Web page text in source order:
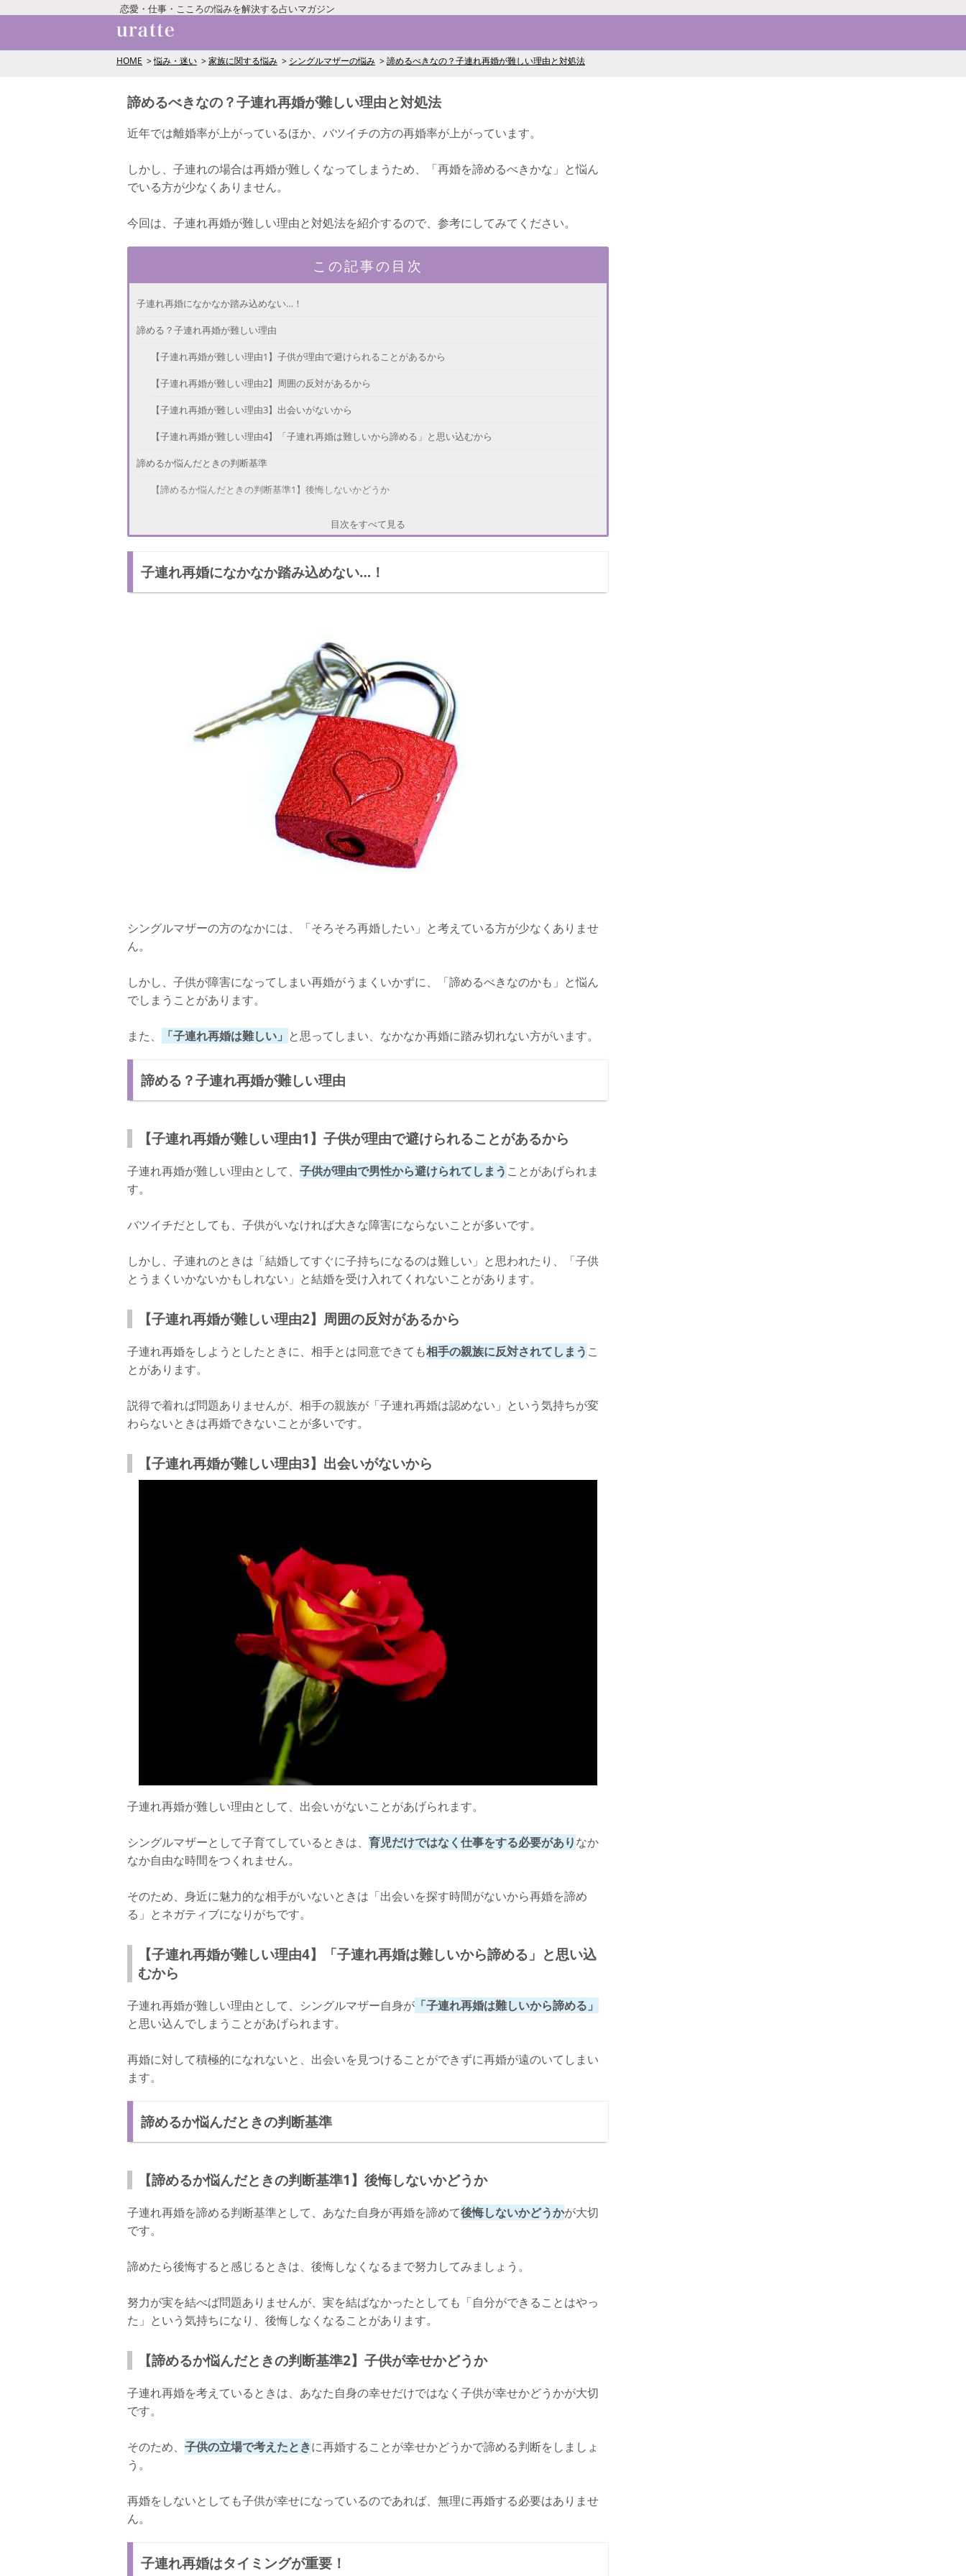
恋愛・仕事・こころの悩みを解決する占いマガジン
HOME 悩み・迷い 家族に関する悩み シングルマザーの悩み 諦めるべきなの？子連れ再婚が難しい理由と対処法
諦めるべきなの？子連れ再婚が難しい理由と対処法
近年では離婚率が上がっているほか、バツイチの方の再婚率が上がっています。
しかし、子連れの場合は再婚が難しくなってしまうため、「再婚を諦めるべきかな」と悩ん
でいる方が少なくありません。
今回は、子連れ再婚が難しい理由と対処法を紹介するので、参考にしてみてください。
この記事の目次
子連れ再婚になかなか踏み込めない…！
諦める？子連れ再婚が難しい理由
【子連れ再婚が難しい理由1】子供が理由で避けられることがあるから
【子連れ再婚が難しい理由2】周囲の反対があるから
【子連れ再婚が難しい理由3】出会いがないから
【子連れ再婚が難しい理由4】「子連れ再婚は難しいから諦める」と思い込むから
諦めるか悩んだときの判断基準
【諦めるか悩んだときの判断基準1】後悔しないかどうか
【子連れ再婚はタイミングが重要1】焦り過ぎはNG
【子連れ再婚はタイミングが重要2】出会いのチャンスはいつくるかわからない
目次をすべて見る
子連れ再婚になかなか踏み込めない…！
シングルマザーの方のなかには、「そろそろ再婚したい」と考えている方が少なくありませ
ん。
しかし、子供が障害になってしまい再婚がうまくいかずに、「諦めるべきなのかも」と悩ん
でしまうことがあります。
また、 「子連れ再婚は難しい」 と思ってしまい、なかなか再婚に踏み切れない方がいます。
諦める？子連れ再婚が難しい理由
【子連れ再婚が難しい理由1】子供が理由で避けられることがあるから
子連れ再婚が難しい理由として、 子供が理由で男性から避けられてしまう ことがあげられま
す。
バツイチだとしても、子供がいなければ大きな障害にならないことが多いです。
しかし、子連れのときは「結婚してすぐに子持ちになるのは難しい」と思われたり、「子供
とうまくいかないかもしれない」と結婚を受け入れてくれないことがあります。
【子連れ再婚が難しい理由2】周囲の反対があるから
子連れ再婚をしようとしたときに、相手とは同意できても相手の親族に反対されてしまう こ
とがあります。
説得で着れば問題ありませんが、相手の親族が「子連れ再婚は認めない」という気持ちが変
わらないときは再婚できないことが多いです。
【子連れ再婚が難しい理由3】出会いがないから
子連れ再婚が難しい理由として、出会いがないことがあげられます。
シングルマザーとして子育てしているときは、 育児だけではなく仕事をする必要がありなか
なか自由な時間をつくれません。
そのため、身近に魅力的な相手がいないときは「出会いを探す時間がないから再婚を諦め
る」とネガティブになりがちです。
【子連れ再婚が難しい理由4】「子連れ再婚は難しいから諦める」と思い込
むから
子連れ再婚が難しい理由として、シングルマザー自身が 「子連れ再婚は難しいから諦める」
と思い込んでしまうことがあげられます。
再婚に対して積極的になれないと、出会いを見つけることができずに再婚が遠のいてしまい
ます。
諦めるか悩んだときの判断基準
【諦めるか悩んだときの判断基準1】後悔しないかどうか
子連れ再婚を諦める判断基準として、あなた自身が再婚を諦めて後悔しないかどうかが大切
です。
諦めたら後悔すると感じるときは、後悔しなくなるまで努力してみましょう。
努力が実を結べば問題ありませんが、実を結ばなかったとしても「自分ができることはやっ
た」という気持ちになり、後悔しなくなることがあります。
【諦めるか悩んだときの判断基準2】子供が幸せかどうか
子連れ再婚を考えているときは、あなた自身の幸せだけではなく子供が幸せかどうかが大切
です。
そのため、 子供の立場で考えたときに再婚することが幸せかどうかで諦める判断をしましょ
う。
再婚をしないとしても子供が幸せになっているのであれば、無理に再婚する必要はありませ
ん。
子連れ再婚はタイミングが重要！